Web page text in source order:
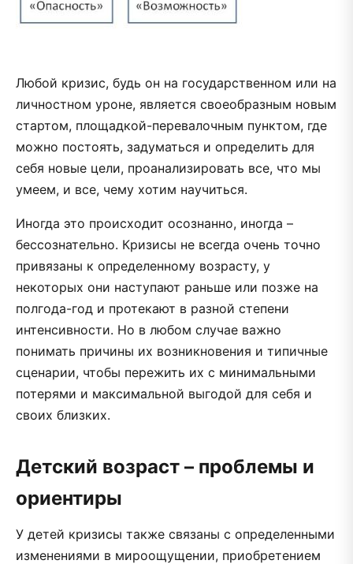
Любой кризис, будь он на государственном или на
личностном уроне, является своеобразным новым
стартом, площадкой-перевалочным пунктом, где
можно постоять, задуматься и определить для
себя новые цели, проанализировать все, что мы
умеем, и все, чему хотим научиться.
Иногда это происходит осознанно, иногда –
бессознательно. Кризисы не всегда очень точно
привязаны к определенному возрасту, у
некоторых они наступают раньше или позже на
полгода-год и протекают в разной степени
интенсивности. Но в любом случае важно
понимать причины их возникновения и типичные
сценарии, чтобы пережить их с минимальными
потерями и максимальной выгодой для себя и
своих близких.
Детский возраст – проблемы и
ориентиры
У детей кризисы также связаны с определенными
изменениями в мироощущении, приобретением